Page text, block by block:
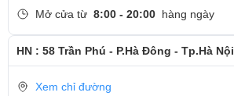
Mở cửa từ 8:00 - 20:00 hàng ngày
HN : 58 Trần Phú - P.Hà Đông - Tp.Hà Nội
Xem chỉ đường